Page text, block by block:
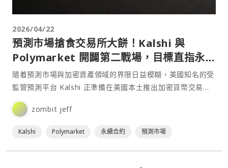
2026/04/22
預測市場搶食交易所大餅！Kalshi 與
Polymarket 開闢第二戰場，目標直指永續
合約
隨着預測市場與加密資產領域的界限日益模糊，美國知名的受
監管預測平台 Kalshi 正準備在美國本土推出加密貨幣交易服
務。⋯
zombit jeff
Kalshi Polymarket 永續合約 預測市場